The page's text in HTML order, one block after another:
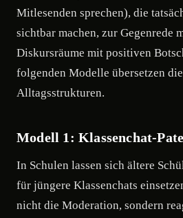
Mitlesenden sprechen), die
sichtbar machen, zur Gegenrede
Diskursräume mit positiven
folgenden Modelle übersetzen
Alltagsstrukturen.
Modell 1: Klassenchat-
In Schulen lassen sich ältere
für jüngere Klassenchats
nicht die Moderation, sondern